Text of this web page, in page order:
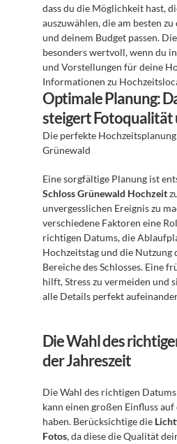
dass du die Möglichkeit hast,
auszuwählen, die am besten
und deinem Budget passen.
besonders wertvoll, wenn du
und Vorstellungen für deine
Informationen zu
Optimale Planung:
steigert Fotoqualität
Die perfekte
Grünewald
Schloss Grünewald Hochzeit
unvergesslichen Ereignis zu
verschiedene Faktoren eine
richtigen Datums, die
Hochzeitstag und die Nutzung
Bereiche des Schlosses. Eine
hilft, Stress zu vermeiden und
alle Details perfekt
Die Wahl des
der Jahreszeit
Die Wahl des richtigen
kann einen großen Einfluss
haben. Berücksichtige die
Fotos, da diese die Qualität